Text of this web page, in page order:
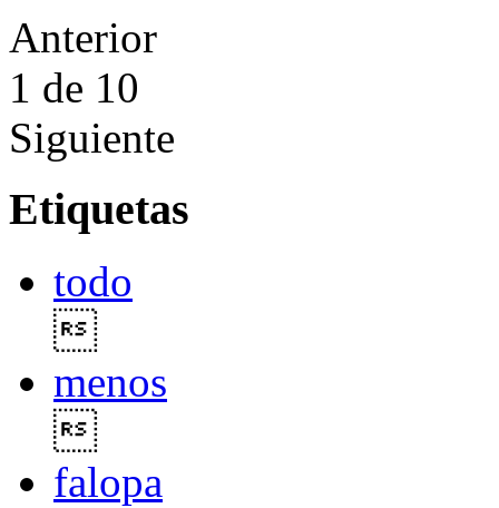
Anterior
1 de 10
Siguiente
Etiquetas
todo
menos
falopa